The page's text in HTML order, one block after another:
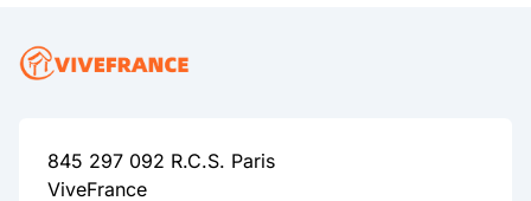
845 297 092 R.C.S. Paris
ViveFrance